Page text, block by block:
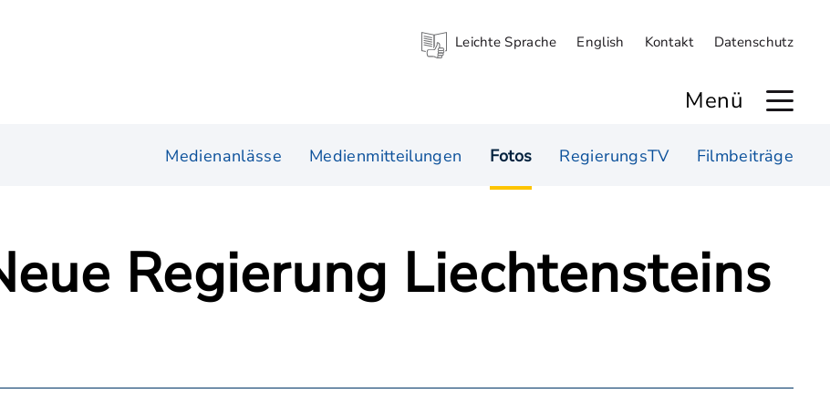
Leichte Sprache English Kontakt Datenschutz
Menü
Medienanlässe Medienmitteilungen Fotos RegierungsTV Filmbeiträge
Regierung Liechtensteins